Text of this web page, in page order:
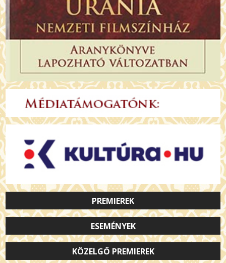
PREMIEREK
ESEMÉNYEK
KÖZELGŐ PREMIEREK